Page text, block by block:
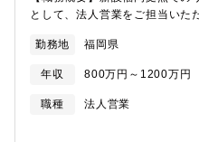
ャレンジいただける環境です。
として、法人営業をご担当いた
ーションなど【担当顧客・案
の不動産投資日本に投資する台
場、オフィス、社員寮に対する
ズについて、金融コンサルティ
フィスやリモート、あるいは福
勤務地 福岡県
年収 800万円～1200万円
職種
法人営業